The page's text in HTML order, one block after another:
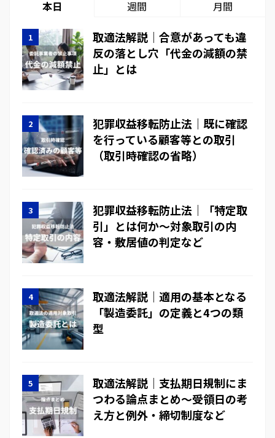
本日 週間 月間
取適法解説｜合意があっても違
反の落とし穴「代金の減額の禁
止」とは
犯罪収益移転防止法｜既に確認
を行っている顧客等との取引
（取引時確認の省略）
犯罪収益移転防止法｜「特定取
引」とは何か～対象取引の内
容・敷居値の判定など
取適法解説｜適用の基本となる
「製造委託」の定義と4つの類
型
取適法解説｜支払期日規制にま
つわる論点まとめ～受領日の考
え方と例外・締切制度など